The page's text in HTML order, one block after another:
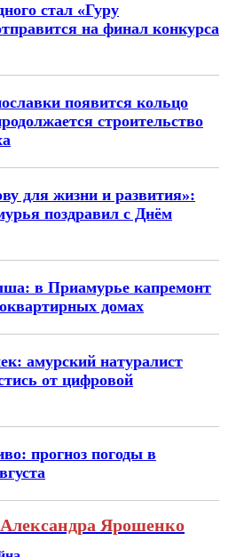
стал «Гуру
на финал конкурса
появится кольцо
строительство
для жизни и развития»:
поздравил с Днём
в Приамурье капремонт
домах
амурский натуралист
от цифровой
прогноз погоды в
Ярошенко